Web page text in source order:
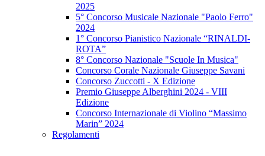
2025
5° Concorso Musicale Nazionale "Paolo Ferro"
2024
1° Concorso Pianistico Nazionale “RINALDI-
ROTA”
8° Concorso Nazionale​​​​​​​​​​​​​​ "Scuole In Musica"
Concorso Corale Nazionale Giuseppe Savani
Concorso Zuccotti - X Edizione
Premio Giuseppe Alberghini 2024 - VIII
Edizione
Concorso Internazionale di Violino “Massimo
Marin” 2024
Regolamenti